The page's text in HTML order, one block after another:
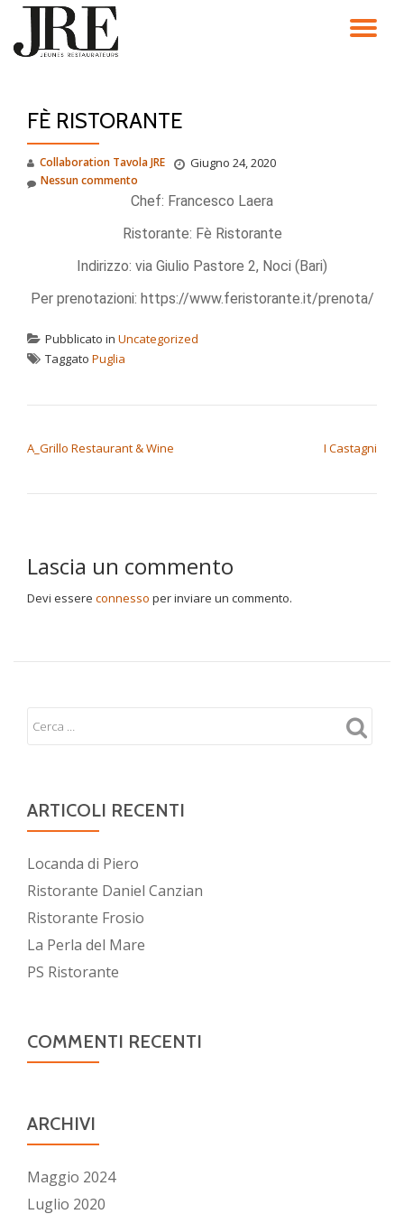
Passa
FÈ RISTORANTE
Collaboration Tavola JRE Giugno 24, 2020
Nessun commento
Chef: Francesco Laera
Ristorante: Fè Ristorante
Indirizzo: via Giulio Pastore 2, Noci (Bari)
Per prenotazioni: https://www.feristorante.it/prenota/
Pubblicato in Uncategorized
Taggato Puglia
A_Grillo Restaurant & Wine I Castagni
Lascia un commento
Devi essere connesso per inviare un commento.
ARTICOLI RECENTI
Locanda di Piero
Ristorante Daniel Canzian
Ristorante Frosio
La Perla del Mare
PS Ristorante
COMMENTI RECENTI
ARCHIVI
Maggio 2024
Luglio 2020